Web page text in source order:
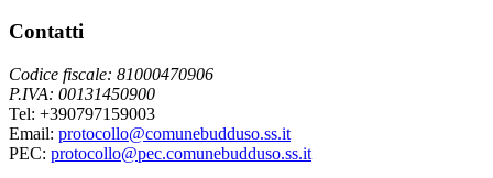
Contatti
Codice fiscale: 81000470906
P.IVA: 00131450900
Tel: +390797159003
Email: protocollo@comunebudduso.ss.it
PEC: protocollo@pec.comunebudduso.ss.it